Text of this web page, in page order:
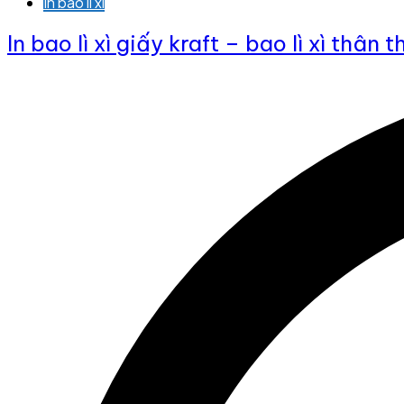
In bao lì xì giấy kraft – bao lì xì thân